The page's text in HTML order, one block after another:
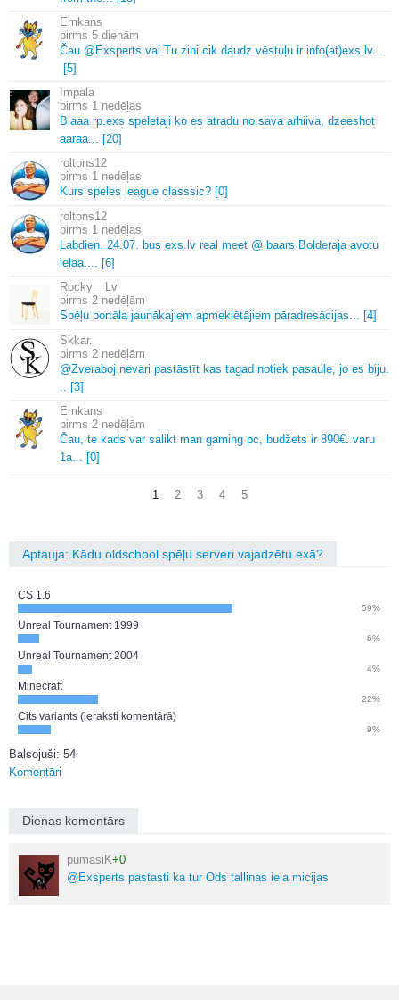
Emkans
5 dienām
Čau @Exsperts vai Tu zini cik daudz vēstuļu ir info(at)exs. lv...
[5]
Impala
1 nedēļas
Blaaa rp.exs speletaji ko es atradu no sava arhiiva, dzeeshot
aaraa... [20]
roltons12
1 nedēļas
Kurs speles league classsic? [0]
roltons12
1 nedēļas
Labdien. 24.07. bus exs. lv real meet @ baars Bolderaja avotu
ielaa.... [6]
Rocky__Lv
2 nedēļām
Spēļu portāla jaunākajiem apmeklētājiem pāradresācijas... [4]
Skkar.
2 nedēļām
@Zveraboj nevari pastāstīt kas tagad notiek pasaule, jo es biju.
.. [3]
Emkans
2 nedēļām
Čau, te kads var salikt man gaming pc, budžets ir 890€. varu
1a... [0]
1 2 3 4 5
Aptauja: Kādu oldschool spēļu serveri vajadzētu exā?
CS 1.6
59%
Unreal Tournament 1999
6%
Unreal Tournament 2004
4%
Minecraft
22%
Cits variants (ieraksti komentārā)
9%
Balsojuši: 54
Komentāri
Dienas komentārs
pumasiK+0
@Exsperts pastasti ka tur Ods tallinas iela micijas